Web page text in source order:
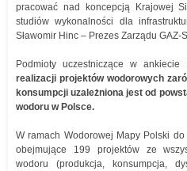
pracować nad koncepcją Krajowej
studiów wykonalności dla
Sławomir Hinc – Prezes Zarządu GAZ-
Podmioty uczestniczące w ankiecie
realizacji projektów wodorowych
konsumpcji uzależniona jest od
wodoru w Polsce.
W ramach Wodorowej Mapy Polski do
obejmujące 199 projektów ze
wodoru (produkcja, konsumpcja,